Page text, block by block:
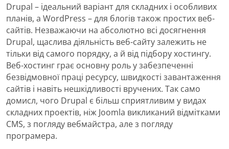
Drupal – ідеальний варіант для складних і особливих
планів, а WordPress – для блогів також простих веб-
сайтів. Незважаючи на абсолютно всі досягнення
Drupal, щаслива діяльність веб-сайту залежить не
тільки від самого порядку, а й від підбору хостингу.
Веб-хостинг грає основну роль у забезпеченні
безвідмовної праці ресурсу, швидкості завантаження
сайтів і навіть нешкідливості вручених. Так само
домисл, чого Drupal є більш сприятливим у видах
складних проектів, ніж Joomla викликаний відмітками
CMS, з погляду вебмайстра, але з погляду
програмера.